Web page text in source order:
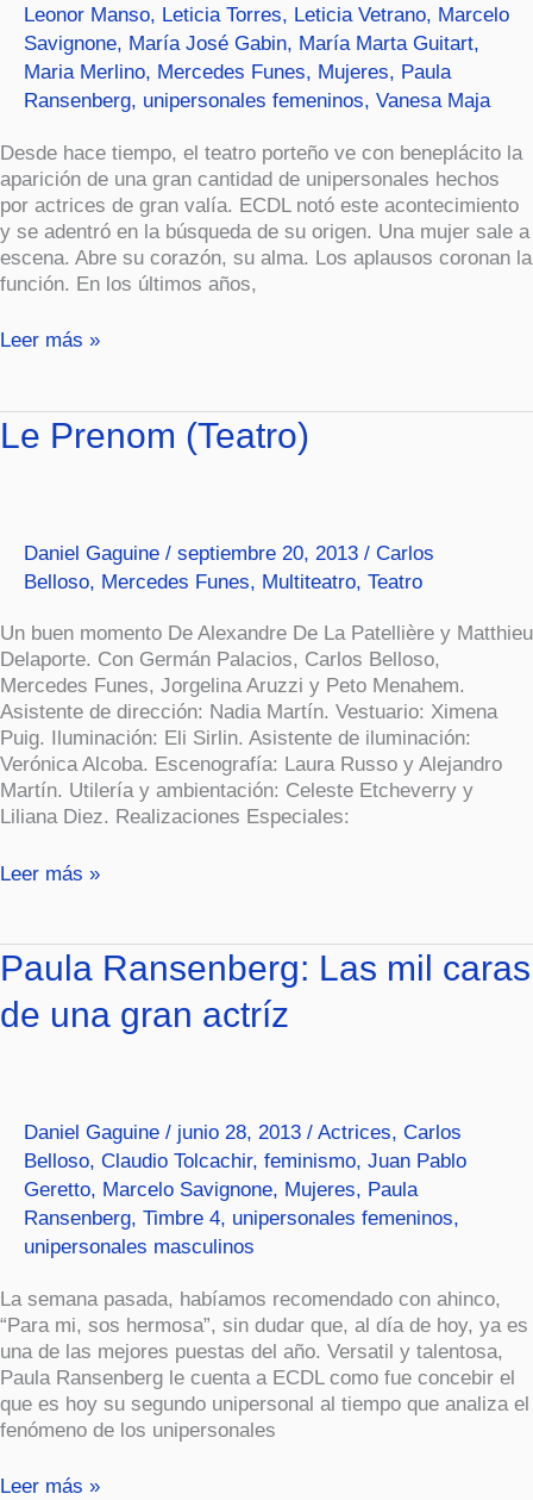
Leonor Manso, Leticia Torres, Leticia Vetrano, Marcelo
Savignone, María José Gabin, María Marta Guitart,
Maria Merlino, Mercedes Funes, Mujeres, Paula
Ransenberg, unipersonales femeninos, Vanesa Maja
Desde hace tiempo, el teatro porteño ve con beneplácito la
aparición de una gran cantidad de unipersonales hechos
por actrices de gran valía. ECDL notó este acontecimiento
y se adentró en la búsqueda de su origen. Una mujer sale a
escena. Abre su corazón, su alma. Los aplausos coronan la
función. En los últimos años,
Leer más »
Le Prenom (Teatro)
Daniel Gaguine / septiembre 20, 2013 / Carlos
Belloso, Mercedes Funes, Multiteatro, Teatro
Un buen momento De Alexandre De La Patellière y Matthieu
Delaporte. Con Germán Palacios, Carlos Belloso,
Mercedes Funes, Jorgelina Aruzzi y Peto Menahem.
Asistente de dirección: Nadia Martín. Vestuario: Ximena
Puig. Iluminación: Eli Sirlin. Asistente de iluminación:
Verónica Alcoba. Escenografía: Laura Russo y Alejandro
Martín. Utilería y ambientación: Celeste Etcheverry y
Liliana Diez. Realizaciones Especiales:
Le
Prenom
Leer más »
Paula Ransenberg: Las mil caras
de una gran actríz
Daniel Gaguine / junio 28, 2013 / Actrices, Carlos
Belloso, Claudio Tolcachir, feminismo, Juan Pablo
Geretto, Marcelo Savignone, Mujeres, Paula
Ransenberg, Timbre 4, unipersonales femeninos,
unipersonales masculinos
La semana pasada, habíamos recomendado con ahinco,
“Para mi, sos hermosa”, sin dudar que, al día de hoy, ya es
una de las mejores puestas del año. Versatil y talentosa,
Paula Ransenberg le cuenta a ECDL como fue concebir el
que es hoy su segundo unipersonal al tiempo que analiza el
fenómeno de los unipersonales
Paula
Ransenberg:
Las
gran
actríz
Leer más »